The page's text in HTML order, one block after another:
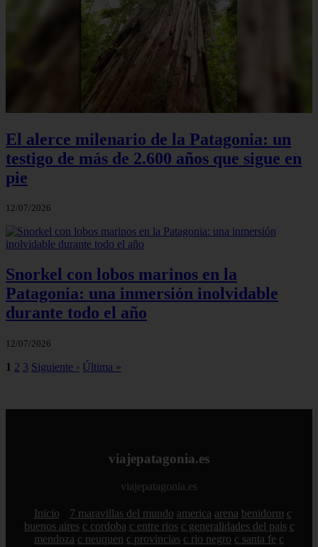
El alerce milenario de la Patagonia: un
testigo de más de 2.600 años que sigue en
pie
12/07/2026
Snorkel con lobos marinos en la
Patagonia: una inmersión inolvidable
durante todo el año
12/07/2026
1 2 3 Siguiente › Última »
viajepatagonia.es
viajepatagonia.es
Inicio 7 maravillas del mundo america arena benidorm c
buenos aires c cordoba c entre rios c generalidades del pais c
mendoza c neuquen c provincias c rio negro c santa fe c